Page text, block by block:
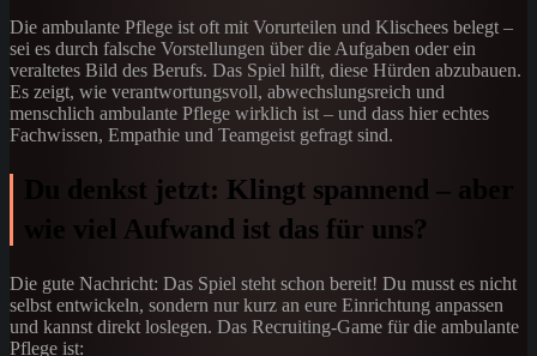
Die ambulante Pflege ist oft mit Vorurteilen und Klischees belegt –
sei es durch falsche Vorstellungen über die Aufgaben oder ein
veraltetes Bild des Berufs. Das Spiel hilft, diese Hürden abzubauen.
Es zeigt, wie verantwortungsvoll, abwechslungsreich und
menschlich ambulante Pflege wirklich ist – und dass hier echtes
Fachwissen, Empathie und Teamgeist gefragt sind.
Du denkst jetzt: Klingt spannend – aber
wie viel Aufwand ist das für uns?
Die gute Nachricht: Das Spiel steht schon bereit! Du musst es nicht
selbst entwickeln, sondern nur kurz an eure Einrichtung anpassen
und kannst direkt loslegen. Das Recruiting-Game für die ambulante
Pflege ist: